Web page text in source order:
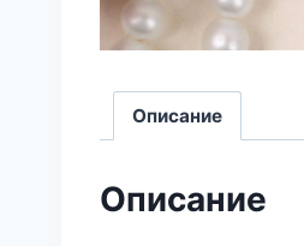
Описание
Описание